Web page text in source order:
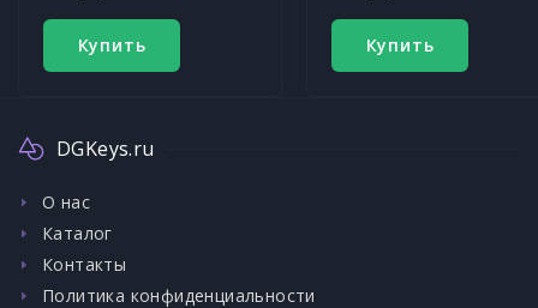
Купить Купить
DGKeys.ru
О нас
Каталог
Контакты
Политика конфиденциальности